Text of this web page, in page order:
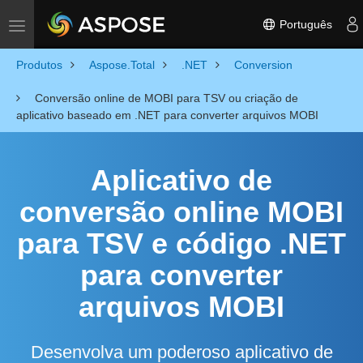
Toggle navigation Português
Produtos Aspose.Total .NET Conversion
Conversão online de MOBI para TSV ou criação de
aplicativo baseado em .NET para converter arquivos MOBI
Aplicativo de
conversão online MOBI
para TSV e código .NET
para converter
arquivos MOBI
Desenvolva um poderoso aplicativo de